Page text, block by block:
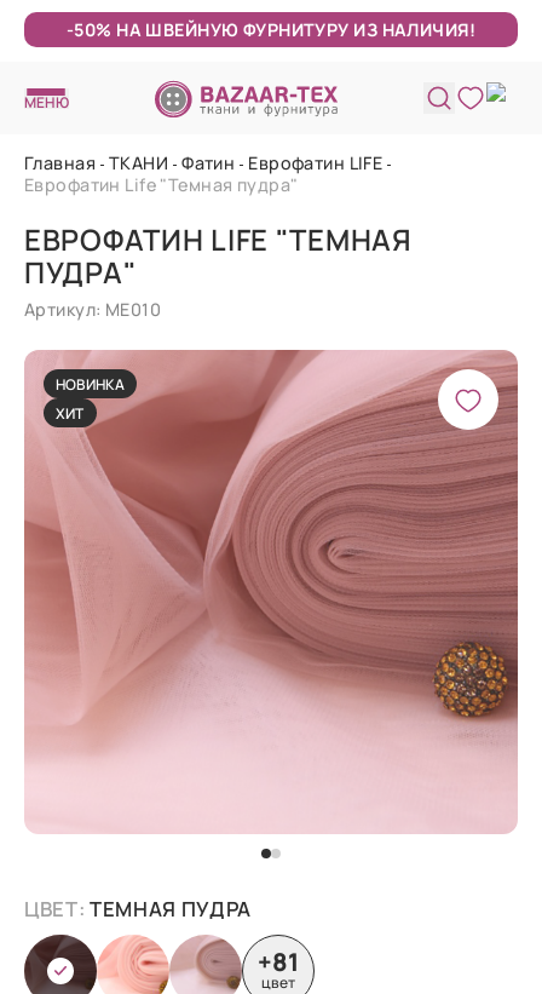
-50% НА ШВЕЙНУЮ ФУРНИТУРУ ИЗ НАЛИЧИЯ!
МЕНЮ
Главная ТКАНИ Фатин
Еврофатин LIFE
Еврофатин Life "Темная пудра"
ЕВРОФАТИН LIFE "ТЕМНАЯ
ПУДРА"
Артикул: МЕ010
НОВИНКА
ХИТ
ЦВЕТ:ТЕМНАЯ ПУДРА
+81
цвет